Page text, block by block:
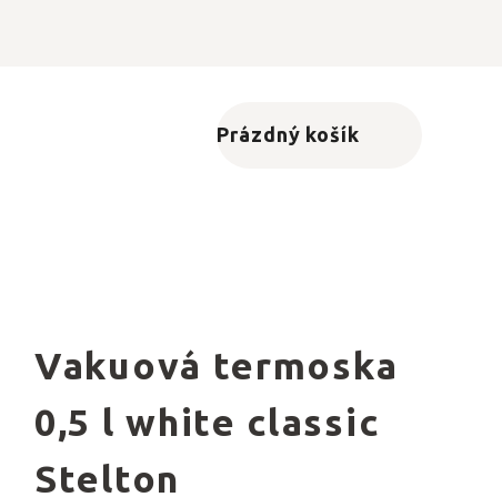
Nákupní košík
Prázdný košík
Vakuová termoska
0,5 l white classic
Stelton